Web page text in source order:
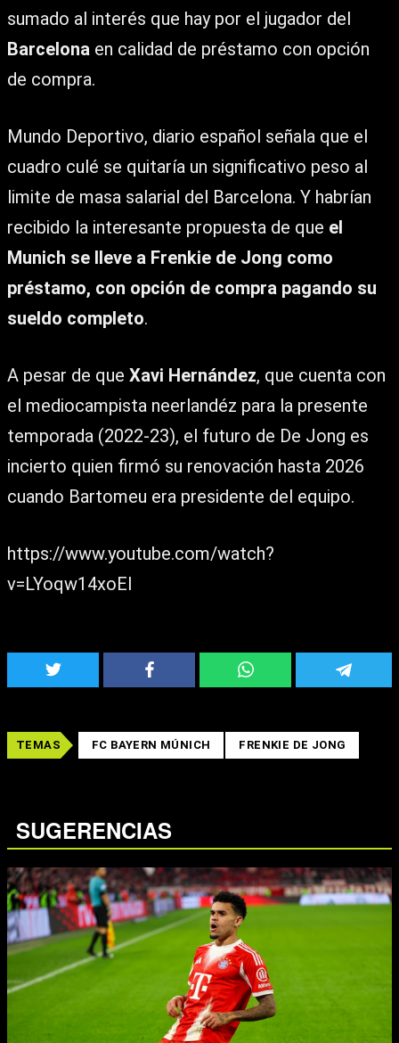
sumado al interés que hay por el jugador del
Barcelona en calidad de préstamo con opción
de compra.
Mundo Deportivo, diario español señala que el
cuadro culé se quitaría un significativo peso al
limite de masa salarial del Barcelona. Y habrían
recibido la interesante propuesta de que el
Munich se lleve a Frenkie de Jong como
préstamo, con opción de compra pagando su
sueldo completo.
A pesar de que Xavi Hernández, que cuenta con
el mediocampista neerlandéz para la presente
temporada (2022-23), el futuro de De Jong es
incierto quien firmó su renovación hasta 2026
cuando Bartomeu era presidente del equipo.
https://www.youtube.com/watch?
v=LYoqw14xoEI
TEMAS FC BAYERN MÚNICH FRENKIE DE JONG
SUGERENCIAS